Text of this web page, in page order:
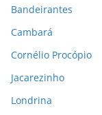
Bandeirantes
Cambará
Cornélio Procópio
Jacarezinho
Londrina